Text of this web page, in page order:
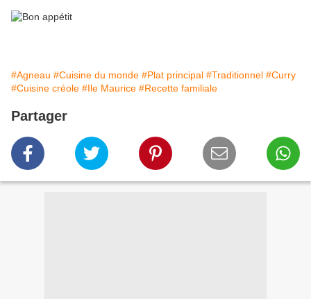
#Agneau #Cuisine du monde #Plat principal #Traditionnel #Curry
#Cuisine créole #Ile Maurice #Recette familiale
Partager